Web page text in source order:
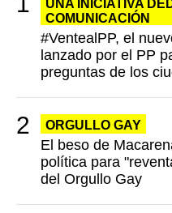
UNA INICIATIVA
COMUNICACIÓN
#VentealPP, el
lanzado por el PP
preguntas de los
ORGULLO GAY
El beso de
política para
del Orgullo Gay